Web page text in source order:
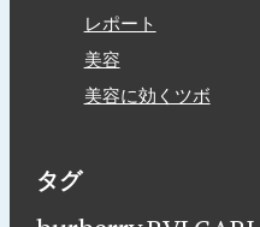
レポート
美容
美容に効くツボ
タグ